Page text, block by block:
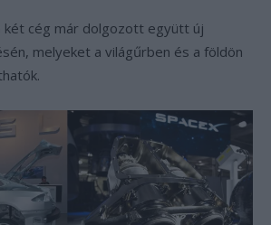
két cég már dolgozott együtt új
melyeket a világűrben és a földön